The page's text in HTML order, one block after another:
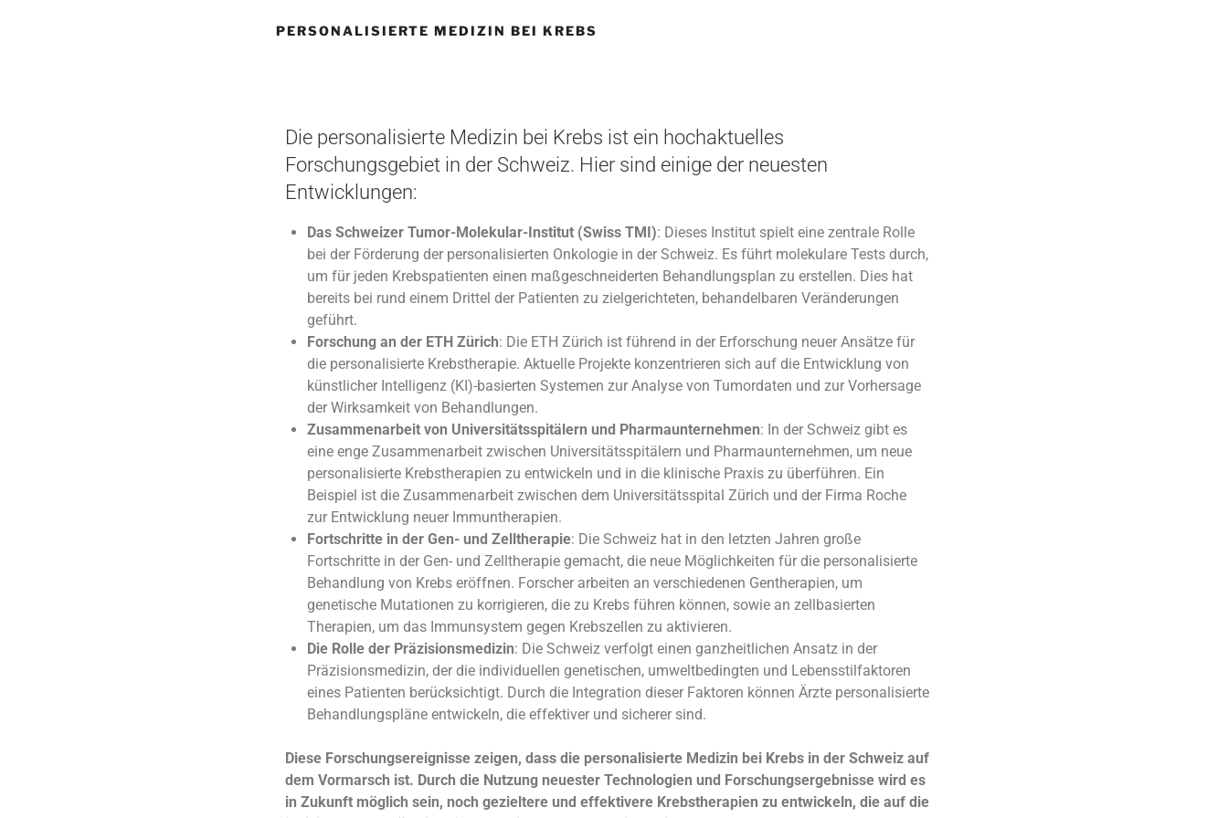
PERSONALISIERTE MEDIZIN BEI KREBS
Die personalisierte Medizin bei Krebs ist ein hochaktuelles
Forschungsgebiet in der Schweiz. Hier sind einige der neuesten
Entwicklungen:
Das Schweizer Tumor-Molekular-Institut (Swiss TMI): Dieses Institut spielt eine zentrale Rolle
bei der Förderung der personalisierten Onkologie in der Schweiz. Es führt molekulare Tests durch,
um für jeden Krebspatienten einen maßgeschneiderten Behandlungsplan zu erstellen. Dies hat
bereits bei rund einem Drittel der Patienten zu zielgerichteten, behandelbaren Veränderungen
geführt.
Forschung an der ETH Zürich: Die ETH Zürich ist führend in der Erforschung neuer Ansätze für
die personalisierte Krebstherapie. Aktuelle Projekte konzentrieren sich auf die Entwicklung von
künstlicher Intelligenz (KI)-basierten Systemen zur Analyse von Tumordaten und zur Vorhersage
der Wirksamkeit von Behandlungen.
Zusammenarbeit von Universitätsspitälern und Pharmaunternehmen: In der Schweiz gibt es
eine enge Zusammenarbeit zwischen Universitätsspitälern und Pharmaunternehmen, um neue
personalisierte Krebstherapien zu entwickeln und in die klinische Praxis zu überführen. Ein
Beispiel ist die Zusammenarbeit zwischen dem Universitätsspital Zürich und der Firma Roche
zur Entwicklung neuer Immuntherapien.
Fortschritte in der Gen- und Zelltherapie: Die Schweiz hat in den letzten Jahren große
Fortschritte in der Gen- und Zelltherapie gemacht, die neue Möglichkeiten für die personalisierte
Behandlung von Krebs eröffnen. Forscher arbeiten an verschiedenen Gentherapien, um
genetische Mutationen zu korrigieren, die zu Krebs führen können, sowie an zellbasierten
Therapien, um das Immunsystem gegen Krebszellen zu aktivieren.
Die Rolle der Präzisionsmedizin: Die Schweiz verfolgt einen ganzheitlichen Ansatz in der
Präzisionsmedizin, der die individuellen genetischen, umweltbedingten und Lebensstilfaktoren
eines Patienten berücksichtigt. Durch die Integration dieser Faktoren können Ärzte personalisierte
Behandlungspläne entwickeln, die effektiver und sicherer sind.
Diese Forschungsereignisse zeigen, dass die personalisierte Medizin bei Krebs in der Schweiz auf
dem Vormarsch ist. Durch die Nutzung neuester Technologien und Forschungsergebnisse wird es
in Zukunft möglich sein, noch gezieltere und effektivere Krebstherapien zu entwickeln, die auf die